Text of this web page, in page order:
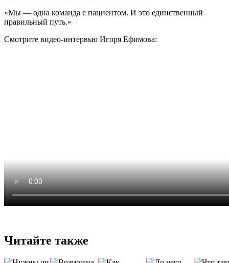
«Мы — одна команда с пациентом. И это единственный
правильный путь.»
Смотрите видео-интервью Игоря Ефимова:
Читайте также